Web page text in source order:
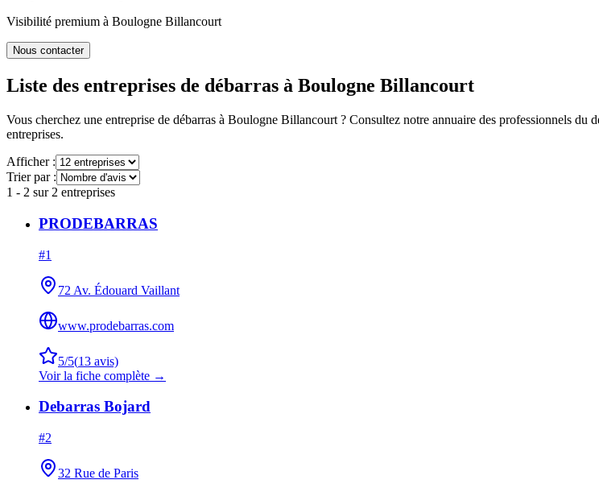
Visibilité premium à Boulogne Billancourt
Nous contacter
Liste des entreprises de débarras à Boulogne Billancourt
Vous cherchez une entreprise de débarras à Boulogne Billancourt ? Consultez notre annuaire des professionnels du
entreprises.
Afficher :
Trier par :
1 - 2 sur 2 entreprises
PRODEBARRAS
#1
72 Av. Édouard Vaillant
www.prodebarras.com
5/5(13 avis)
Voir la fiche complète →
Debarras Bojard
#2
32 Rue de Paris